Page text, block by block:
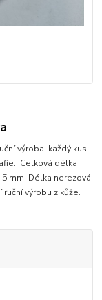
výroba, každý kus
Celková délka
mm. Délka nerezová
výrobu z kůže.